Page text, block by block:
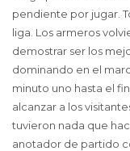
pendiente por jugar.
liga. Los armeros
demostrar ser los
dominando en el
minuto uno hasta el
alcanzar a los
tuvieron nada que
anotador de partido